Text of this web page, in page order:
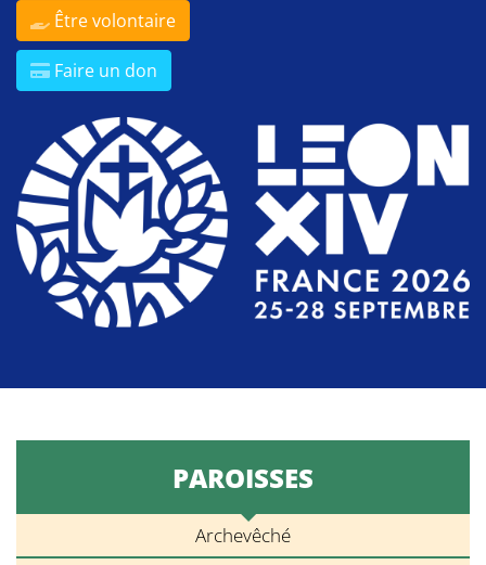
Être volontaire
Faire un don
PAROISSES
Archevêché